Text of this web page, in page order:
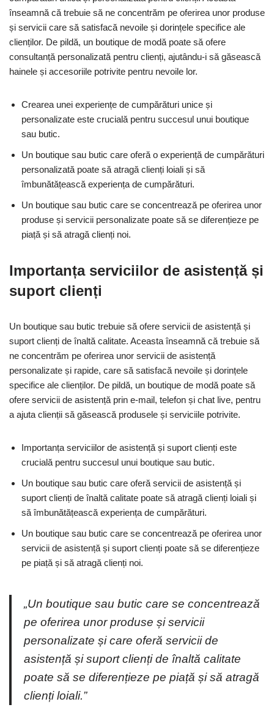
înseamnă că trebuie să ne concentrăm pe oferirea unor produse
și servicii care să satisfacă nevoile și dorințele specifice ale
clienților. De pildă, un boutique de modă poate să ofere
consultanță personalizată pentru clienți, ajutându-i să găsească
hainele și accesoriile potrivite pentru nevoile lor.
Crearea unei experiențe de cumpărături unice și
personalizate este crucială pentru succesul unui boutique
sau butic.
Un boutique sau butic care oferă o experiență de cumpărături
personalizată poate să atragă clienți loiali și să
îmbunătățească experiența de cumpărături.
Un boutique sau butic care se concentrează pe oferirea unor
produse și servicii personalizate poate să se diferențieze pe
piață și să atragă clienți noi.
Importanța serviciilor de asistență și
suport clienți
Un boutique sau butic trebuie să ofere servicii de asistență și
suport clienți de înaltă calitate. Aceasta înseamnă că trebuie să
ne concentrăm pe oferirea unor servicii de asistență
personalizate și rapide, care să satisfacă nevoile și dorințele
specifice ale clienților. De pildă, un boutique de modă poate să
ofere servicii de asistență prin e-mail, telefon și chat live, pentru
a ajuta clienții să găsească produsele și serviciile potrivite.
Importanța serviciilor de asistență și suport clienți este
crucială pentru succesul unui boutique sau butic.
Un boutique sau butic care oferă servicii de asistență și
suport clienți de înaltă calitate poate să atragă clienți loiali și
să îmbunătățească experiența de cumpărături.
Un boutique sau butic care se concentrează pe oferirea unor
servicii de asistență și suport clienți poate să se diferențieze
pe piață și să atragă clienți noi.
„Un boutique sau butic care se concentrează
pe oferirea unor produse și servicii
personalizate și care oferă servicii de
asistență și suport clienți de înaltă calitate
poate să se diferențieze pe piață și să atragă
clienți loiali.”